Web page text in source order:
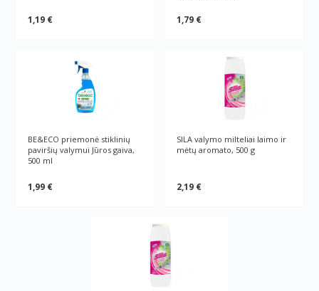
1,19 € 1,79 €
BE&ECO priemonė stiklinių
paviršių valymui Jūros gaiva,
500 ml
1,99 €
SILA valymo milteliai laimo ir
mėtų aromato, 500 g
2,19 €